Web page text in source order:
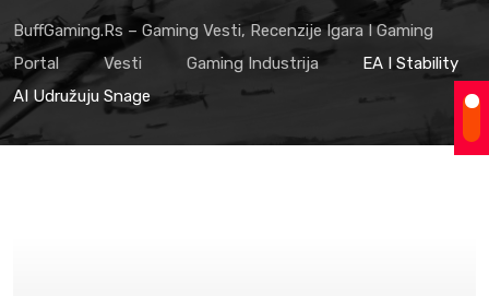
BuffGaming.rs – Gaming Vesti, Recenzije Igara I Gaming
Portal
Vesti Gaming Industrija
EA I Stability
AI Udružuju Snage